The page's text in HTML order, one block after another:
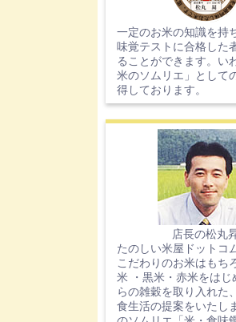
一定のお米の知識を持
味覚テストに合格した
ることができます。い
米のソムリエ」として
得しております。
店長の松丸
たのしい米屋ドットコ
こだわりのお米はもち
米 ・黒米・赤米をはじ
らの雑穀を取り入れた
食生活の提案をいたし